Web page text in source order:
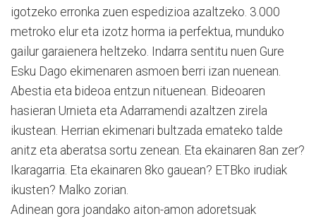
igotzeko erronka zuen espedizioa azaltzeko. 3.000
metroko elur eta izotz horma ia perfektua, munduko
gailur garaienera heltzeko. Indarra sentitu nuen Gure
Esku Dago ekimenaren asmoen berri izan nuenean.
Abestia eta bideoa entzun nituenean. Bideoaren
hasieran Urnieta eta Adarramendi azaltzen zirela
ikustean. Herrian ekimenari bultzada emateko talde
anitz eta aberatsa sortu zenean. Eta ekainaren 8an zer?
Ikaragarria. Eta ekainaren 8ko gauean? ETBko irudiak
ikusten? Malko zorian.
Adinean gora joandako aiton-amon adoretsuak